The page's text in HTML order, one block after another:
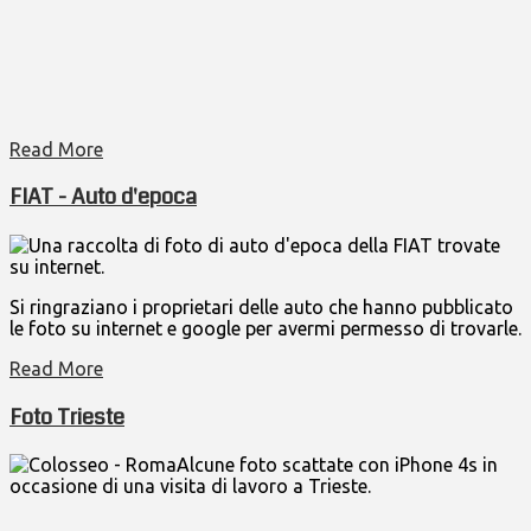
Read More
FIAT - Auto d'epoca
Una raccolta di foto di auto d'epoca della FIAT trovate
su internet.
Si ringraziano i proprietari delle auto che hanno pubblicato
le foto su internet e google per avermi permesso di trovarle.
Read More
Foto Trieste
Alcune foto scattate con iPhone 4s in
occasione di una visita di lavoro a Trieste.